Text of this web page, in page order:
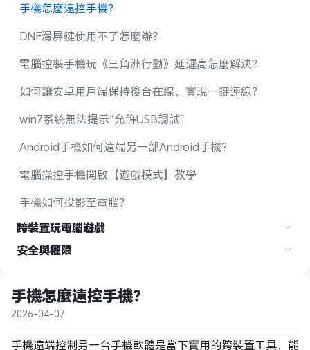
手機怎麼遠控手機？
DNF滑屏鍵使用不了怎麼辦？
電腦控製手機玩《三角洲行動》延遲高怎麼解決？
如何讓安卓用戶端保持後台在線，實現一鍵連線？
win7系統無法提示“允許USB調試”
Android手機如何遠端另一部Android手機？
電腦操控手機開啟【遊戲模式】教學
手機如何投影至電腦？
跨裝置玩電腦遊戲
安全與權限
手機怎麼遠控手機？
2026-04-07
手機遠端控制另一台手機軟體是當下實用的跨裝置工具，能